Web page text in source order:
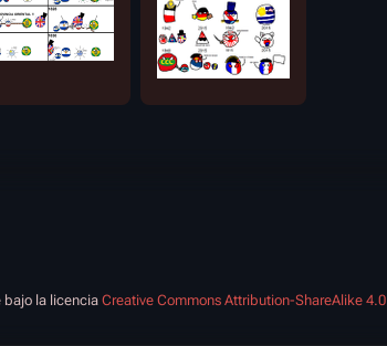
bajo la licencia Creative Commons Attribution-ShareAlike 4.0